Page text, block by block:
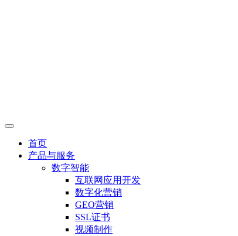
首页
产品与服务
数字智能
互联网应用开发
数字化营销
GEO营销
SSL证书
视频制作